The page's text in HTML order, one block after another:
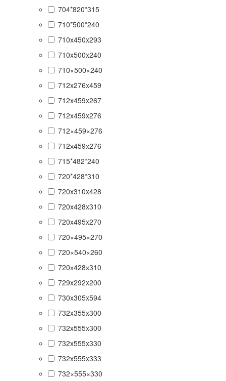
704*820*315
710*500*240
710x450x293
710x500x240
710×500×240
712x276x459
712x459x267
712x459x276
712×459×276
712х459х276
715*482*240
720*428*310
720x310x428
720x428x310
720x495x270
720×495×270
720×540×260
720х428х310
729x292x200
730x305x594
732x355x300
732x555x300
732x555x330
732x555x333
732×555×330